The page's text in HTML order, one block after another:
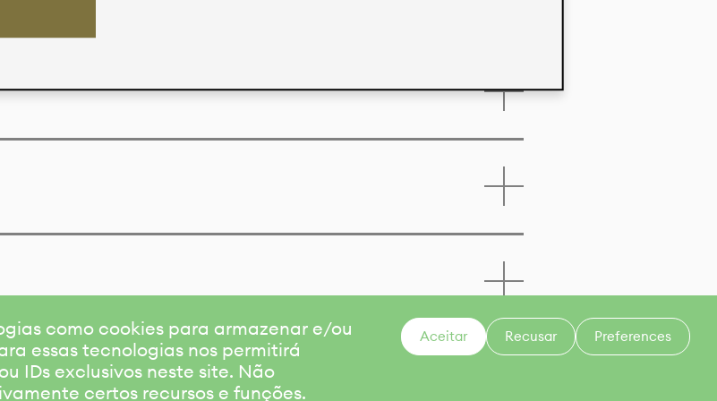
como cookies para armazenar e/ou
essas tecnologias nos permitirá
IDs exclusivos neste site. Não
certos recursos e funções.
Aceitar Recusar Preferences